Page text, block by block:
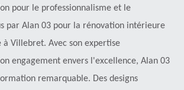
pour le professionnalisme et le
par Alan 03 pour la rénovation intérieure
Villebret. Avec son expertise
engagement envers l'excellence, Alan 03
remarquable. Des designs